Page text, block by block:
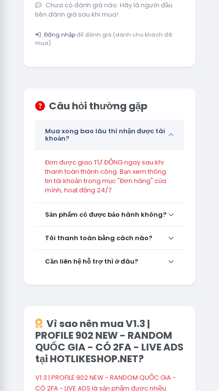
Chưa có đánh giá nào. Hãy là người đầu
tiên đánh giá sau khi mua!
Đăng nhậpđể đánh giá (dành cho khách đã
mua).
Câu hỏi thường gặp
Mua xong bao lâu thì nhận được tài
khoản?
Đơn được giao TỰ ĐỘNG ngay sau khi
thanh toán thành công. Bạn xem thông
tin tài khoản trong mục "Đơn hàng" của
mình, hoạt động 24/7.
Sản phẩm có được bảo hành không?
Tôi thanh toán bằng cách nào?
Cần liên hệ hỗ trợ thì ở đâu?
Vì sao nên mua V1.3 |
PROFILE 902 NEW - RANDOM
QUỐC GIA - CÓ 2FA - LIVE ADS
tại HOTLIKESHOP.NET?
V1.3 | PROFILE 902 NEW - RANDOM QUỐC GIA -
CÓ 2FA - LIVE ADS là sản phẩm được nhiều